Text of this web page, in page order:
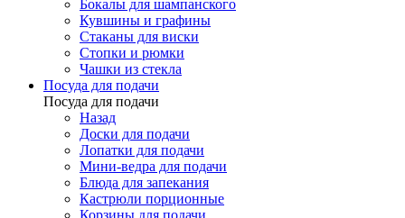
Бокалы для шампанского
Кувшины и графины
Стаканы для виски
Стопки и рюмки
Чашки из стекла
Посуда для подачи
Посуда для подачи
Назад
Доски для подачи
Лопатки для подачи
Мини-ведра для подачи
Блюда для запекания
Кастрюли порционные
Корзины для подачи